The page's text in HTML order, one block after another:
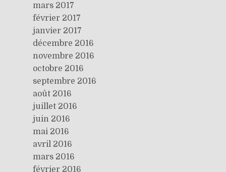
mars 2017
février 2017
janvier 2017
décembre 2016
novembre 2016
octobre 2016
septembre 2016
août 2016
juillet 2016
juin 2016
mai 2016
avril 2016
mars 2016
février 2016